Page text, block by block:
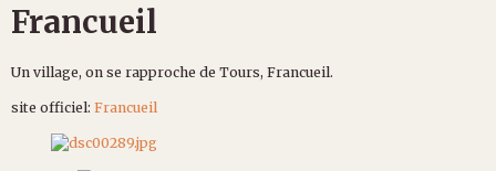
Francueil
Un village, on se rapproche de Tours, Francueil.
site officiel: Francueil